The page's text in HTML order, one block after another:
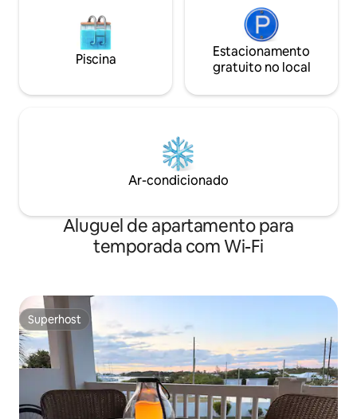
Piscina
Estacionamento
gratuito no local
Ar-condicionado
Aluguel de apartamento para
temporada com Wi-Fi
Superhost
Superhost